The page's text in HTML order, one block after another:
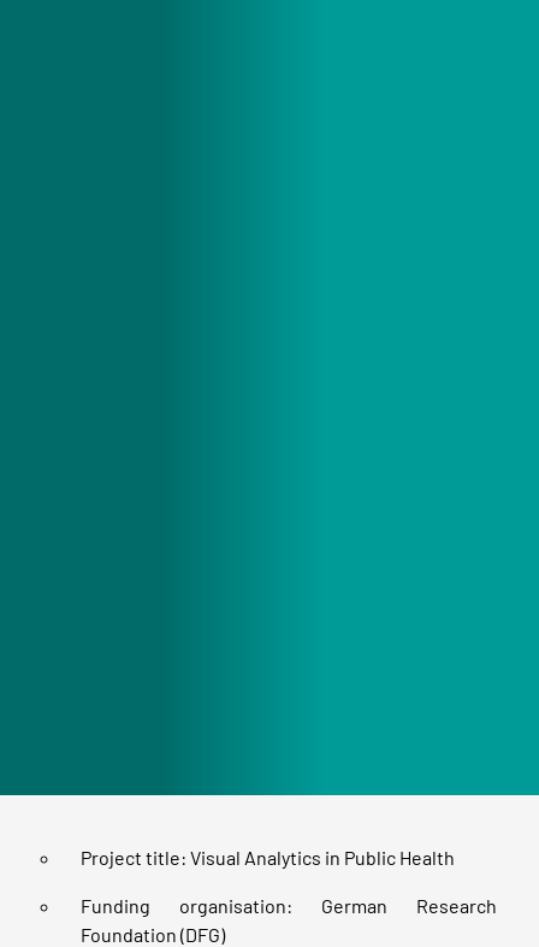
Project title: Visual Analytics in Public Health
Funding organisation: German Research
Foundation (DFG)